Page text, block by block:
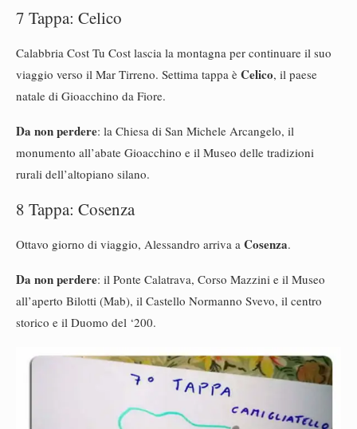
7 Tappa: Celico
Calabbria Cost Tu Cost lascia la montagna per continuare il suo
viaggio verso il Mar Tirreno. Settima tappa è Celico, il paese
natale di Gioacchino da Fiore.
Da non perdere: la Chiesa di San Michele Arcangelo, il
monumento all’abate Gioacchino e il Museo delle tradizioni
rurali dell’altopiano silano.
8 Tappa: Cosenza
Ottavo giorno di viaggio, Alessandro arriva a Cosenza.
Da non perdere: il Ponte Calatrava, Corso Mazzini e il Museo
all’aperto Bilotti (Mab), il Castello Normanno Svevo, il centro
storico e il Duomo del ‘200.